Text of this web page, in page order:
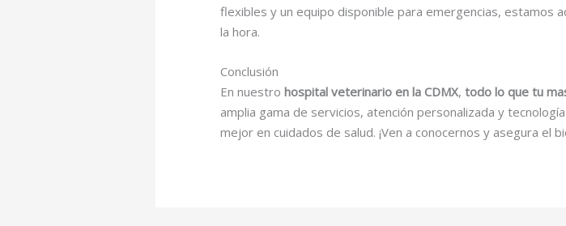
flexibles y un equipo disponible para emergencias, estamos
la hora.
Conclusión
En nuestro hospital veterinario en la CDMX, todo lo que tu
amplia gama de servicios, atención personalizada y
mejor en cuidados de salud. ¡Ven a conocernos y asegura el